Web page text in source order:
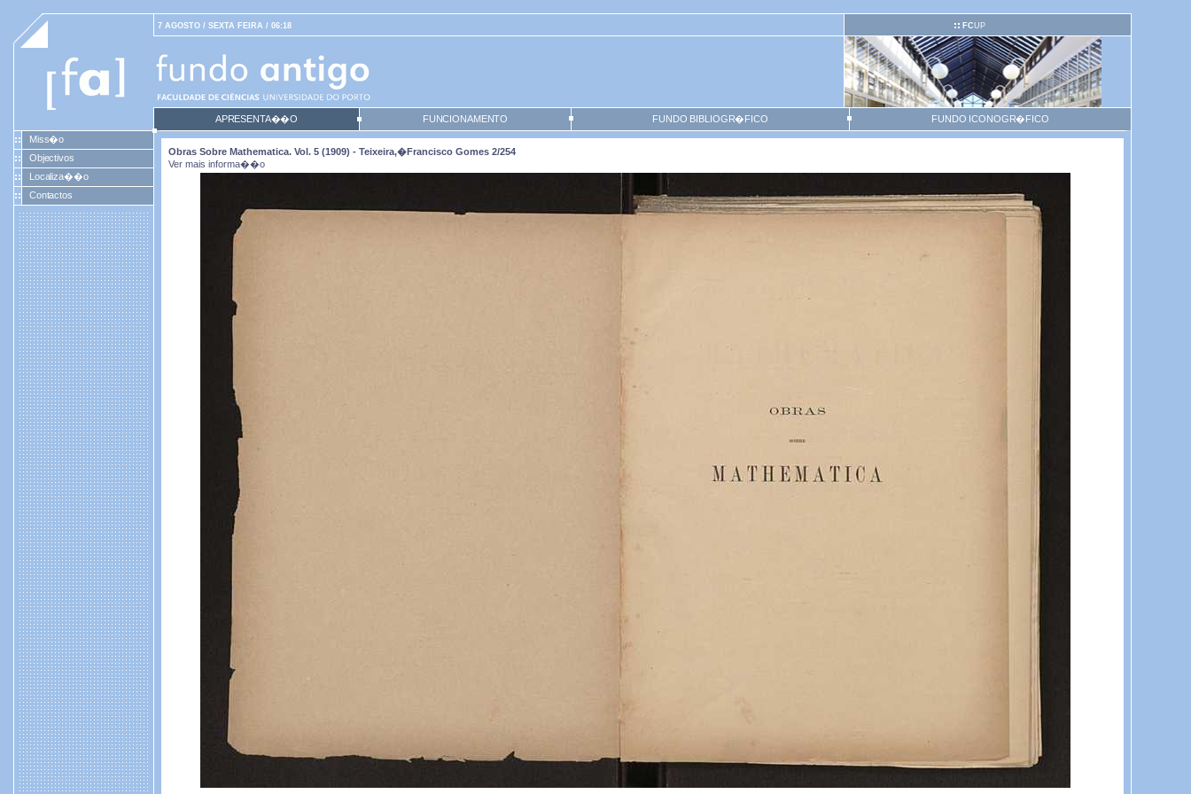
7 AGOSTO / SEXTA FEIRA / 06:18 FCUP
APRESENTA��O FUNCIONAMENTO FUNDO BIBLIOGR�FICO
FUNDO ICONOGR�FICO
Miss�o
Objectivos
Localiza��o
Contactos
Obras Sobre Mathematica. Vol. 5 (1909) - Teixeira,�Francisco Gomes 2/254
Ver mais informa��o